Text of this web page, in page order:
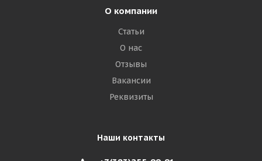
О компании
Статьи
О нас
Отзывы
Вакансии
Реквизиты
Наши контакты